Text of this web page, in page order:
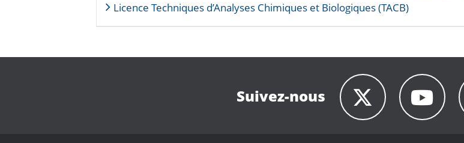
Licence Techniques d’Analyses Chimiques et Biologiques (TACB)
Suivez-nous